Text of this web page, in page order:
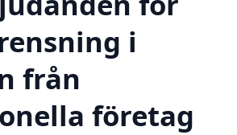
i
från
företag